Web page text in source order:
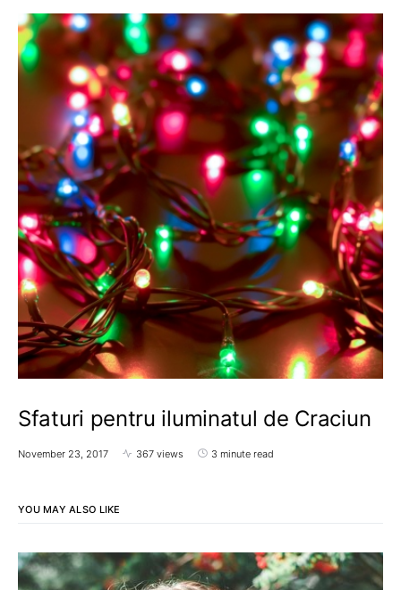
Sfaturi pentru iluminatul de Craciun
November 23, 2017 367 views 3 minute read
YOU MAY ALSO LIKE